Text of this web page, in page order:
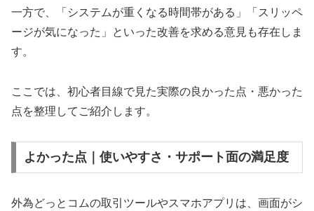
一方で、「システムが重くなる時間帯がある」「スリッペ
ージが気になった」といった改善を求める意見も存在しま
す。
ここでは、初心者目線で見た実際の良かった点・悪かった
点を整理してご紹介します。
よかった点｜使いやすさ・サポート面の満足度
外為どっとコムの取引ツールやスマホアプリは、画面がシ